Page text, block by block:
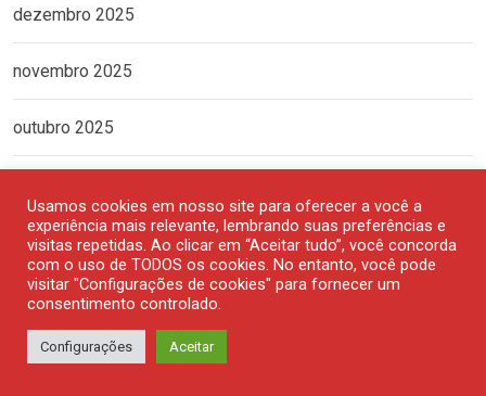
dezembro 2025
novembro 2025
outubro 2025
agosto 2025
julho 2025
junho 2025
Usamos cookies em nosso site para oferecer a você a
experiência mais relevante, lembrando suas preferências e
visitas repetidas. Ao clicar em “Aceitar tudo”, você concorda
com o uso de TODOS os cookies. No entanto, você pode
visitar "Configurações de cookies" para fornecer um
consentimento controlado.
Configurações Aceitar